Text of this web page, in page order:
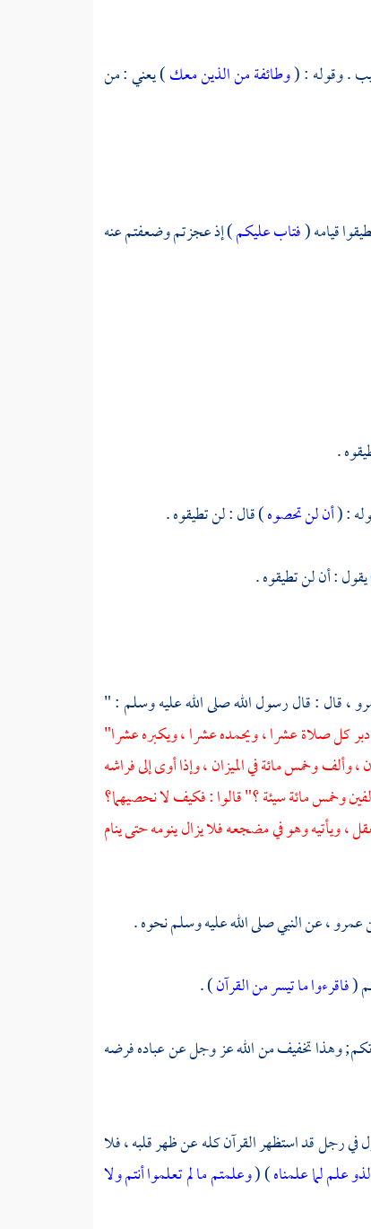
. وقوله : (وطائفة من الذين معك) يعني : من
قيامه (فتاب عليكم) إذ عجزتم وضعفتم عنه
.
: (أن لن تحصوه) قال : لن تطيقوه .
: أن لن تطيقوه .
،قال : قال رسول الله صلى الله عليه وسلم : "
دبر كل صلاة عشرا ، ويحمده عشرا ، ويكبره عشرا"
وخمس مائة في الميزان ، وإذا أوى إلى فراشه
وخمس مائة سيئة ؟" قالوا : فكيف لا نحصيهما؟
، ويأتيه وهو في مضجعه فلا يزال ينومه حتى ينام
عمرو ،عن النبي صلى الله عليه وسلم نحوه .
(فاقرءوا ما تيسر من القرآن) .
وهذا تخفيف من الله عز وجل عن عباده فرضه
في رجل قد استظهر القرآن كله عن ظهر قلبه ، فلا
علم لما علمناه) (وعلمتم ما لم تعلموا أنتم ولا